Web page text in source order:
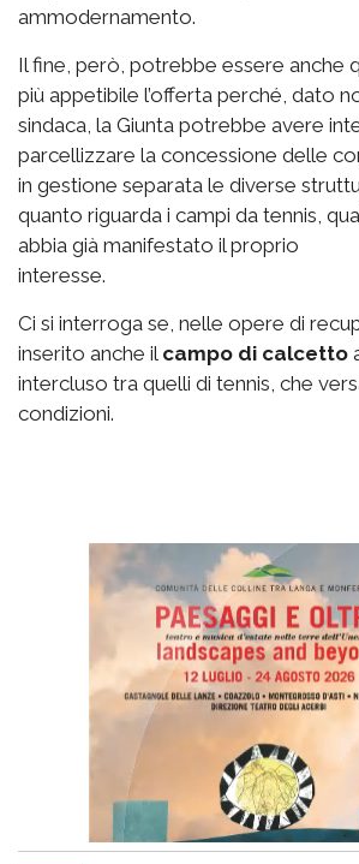
ammodernamento.
Il fine, però, potrebbe essere anche
più appetibile l’offerta perché, dato
sindaca, la Giunta potrebbe avere
parcellizzare la concessione delle
in gestione separata le diverse
quanto riguarda i campi da tennis,
abbia già manifestato il proprio
interesse.
Ci si interroga se, nelle opere di
inserito anche il campo di calcetto
intercluso tra quelli di tennis, che
condizioni.